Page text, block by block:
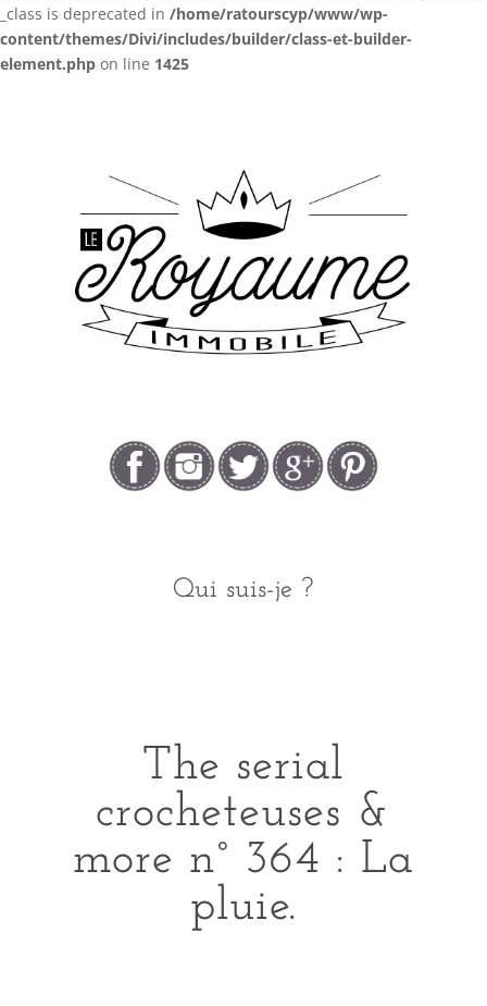
_class is deprecated in /home/ratourscyp/www/wp-
content/themes/Divi/includes/builder/class-et-builder-
element.php on line 1425
Qui suis-je ?
The serial
crocheteuses &
more n° 364 : La
pluie.